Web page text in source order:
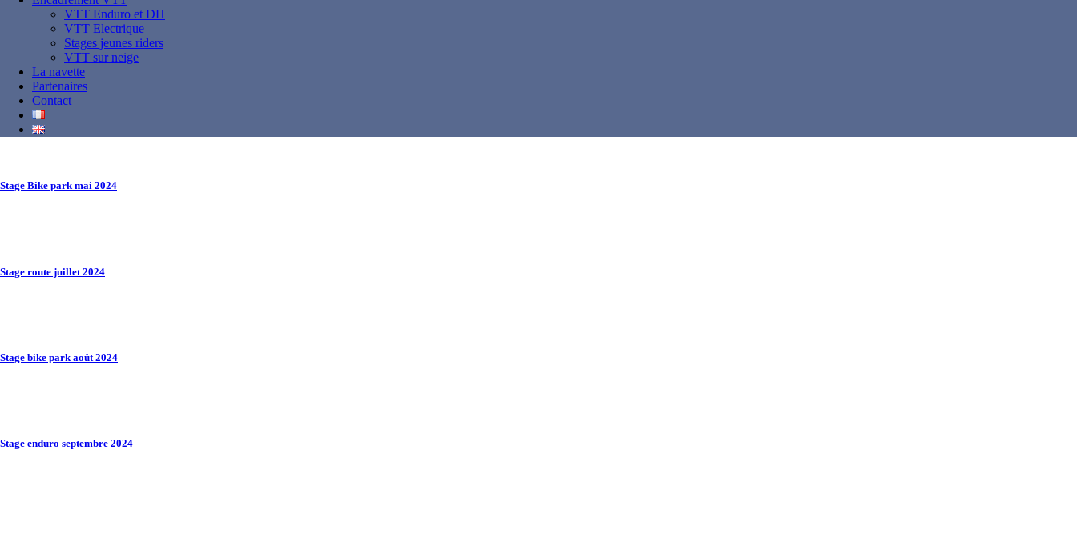
VTT Enduro et DH
VTT Electrique
Stages jeunes riders
VTT sur neige
La navette
Partenaires
Contact
Related Projects
Stage Bike park mai 2024
Stage route juillet 2024
Stage bike park août 2024
Stage enduro septembre 2024